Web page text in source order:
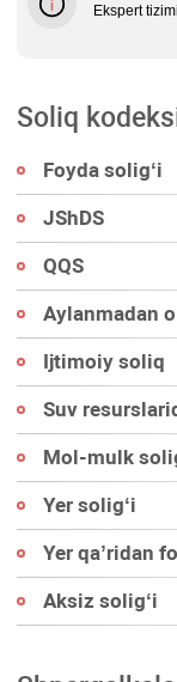
Ekspert
Soliq
Foyda soligʻi
JShDS
QQS
Aylanmadan
Ijtimoiy soliq
Suv
Mol-mulk
Yer soligʻi
Yer qa’ridan
Aksiz soligʻi